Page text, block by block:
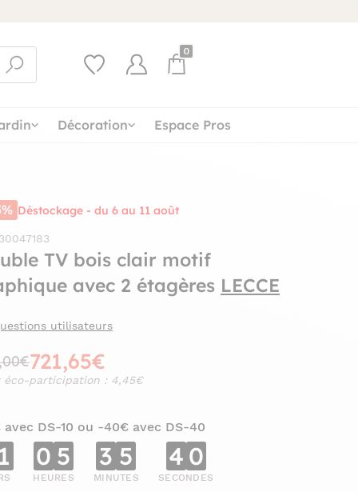
0
Décoration Espace Pros
Déstockage - du 6 au 11 août
TV bois clair motif
avec 2 étagères LECCE
utilisateurs
721,65€
éco-participation : 4,45€
avec DS-10 ou -40€ avec DS-40
1 0 5
HEURES
3 5
MINUTES
3 9
SECONDES